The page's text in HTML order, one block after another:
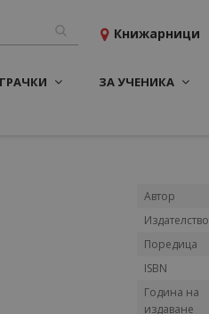
Книжарници
ЗА УЧЕНИКА
Повече
Автор
Издателство
Поредица
ISBN
Година на
издаване